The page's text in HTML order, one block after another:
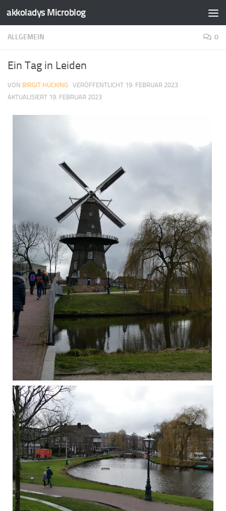
Zum Inhalt springen
akkoladys Microblog
ALLGEMEIN 0
Ein Tag in Leiden
VON BIRGIT HÜCKING · VERÖFFENTLICHT 19. FEBRUAR 2023 ·
AKTUALISIERT 19. FEBRUAR 2023